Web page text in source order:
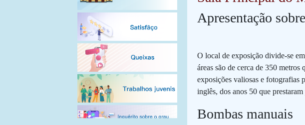
Apresentação
O local de exposição divide-se
áreas são de cerca de 350
exposições valiosas e fotografias
inglês, dos anos 50 que
Bombas manuais